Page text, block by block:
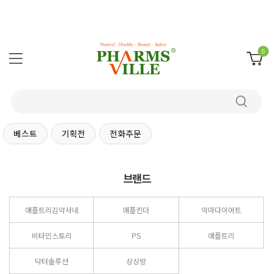
0
베스트 기획전 전화주문
브랜드
애플트리김약사네 애플킨더 악마다이어트
비타민스토리 PS 애플트리
닥터솔루션 상상방